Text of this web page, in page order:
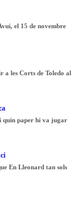
el 15 de novembre
a les Corts de Toledo al
quin paper hi va jugar
En Lleonard tan sols